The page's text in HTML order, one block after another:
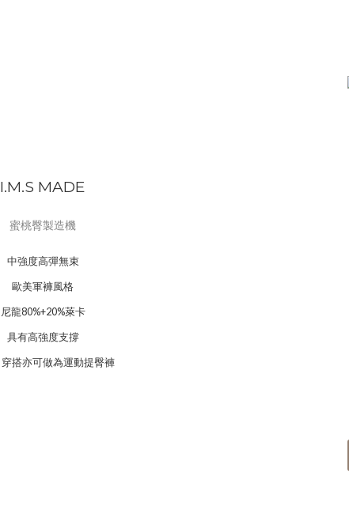
I.M.S MADE
蜜桃臀製造機
中強度高彈無束
歐美軍褲風格
尼龍80%+20%萊卡
具有高強度支撐
搭亦可做為運動提臀褲